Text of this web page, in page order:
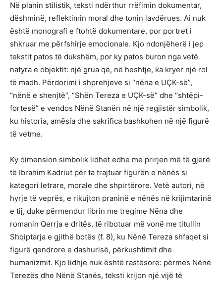
Në planin stilistik, teksti ndërthur rrëfimin dokumentar,
dëshminë, reflektimin moral dhe tonin lavdërues. Ai nuk
është monografi e ftohtë dokumentare, por portret i
shkruar me përfshirje emocionale. Kjo ndonjëherë i jep
tekstit patos të dukshëm, por ky patos buron nga vetë
natyra e objektit: një grua që, në heshtje, ka kryer një rol
të madh. Përdorimi i shprehjeve si “nëna e UÇK-së”,
“nënë e shenjtë”, “Shën Tereza e UÇK-së” dhe “shtëpi-
fortesë” e vendos Nënë Stanën në një regjistër simbolik,
ku historia, amësia dhe sakrifica bashkohen në një figurë
të vetme.
Ky dimension simbolik lidhet edhe me prirjen më të gjerë
të Ibrahim Kadriut për ta trajtuar figurën e nënës si
kategori letrare, morale dhe shpirtërore. Vetë autori, në
hyrje të veprës, e rikujton praninë e nënës në krijimtarinë
e tij, duke përmendur librin me tregime Nëna dhe
romanin Qerrja e dritës, të ribotuar më vonë me titullin
Shqiptarja e gjithë botës (f. 8), ku Nënë Tereza shfaqet si
figurë qendrore e dashurisë, përkushtimit dhe
humanizmit. Kjo lidhje nuk është rastësore: përmes Nënë
Terezës dhe Nënë Stanës, teksti krijon një vijë të